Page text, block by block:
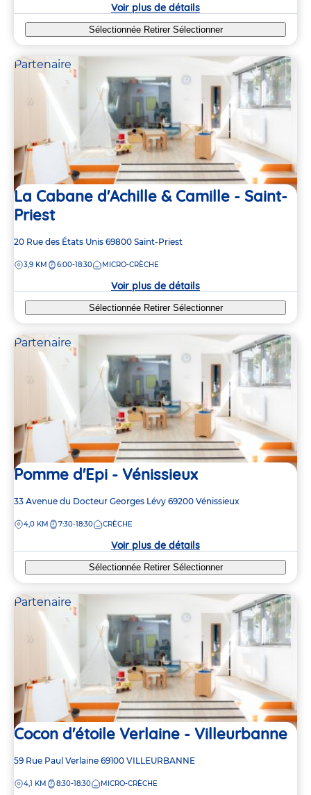
Voir plus de détails
Sélectionnée Retirer Sélectionner
Partenaire
La Cabane d'Achille & Camille - Saint-
Priest
Adresse
la
20 Rue des États Unis 69800 Saint-Priest
DISTANCE
3,9 KM 6:00-18:30 MICRO-CRÈCHE
Voir plus de détails
Sélectionnée Retirer Sélectionner
Partenaire
Pomme d'Epi - Vénissieux
Adresse
la
33 Avenue du Docteur Georges Lévy 69200 Vénissieux
DISTANCE
4,0 KM 7:30-18:30 CRÈCHE
Voir plus de détails
Sélectionnée Retirer Sélectionner
Partenaire
Cocon d'étoile Verlaine - Villeurbanne
Adresse
la
59 Rue Paul Verlaine 69100 VILLEURBANNE
DISTANCE
4,1 KM 8:30-18:30 MICRO-CRÈCHE